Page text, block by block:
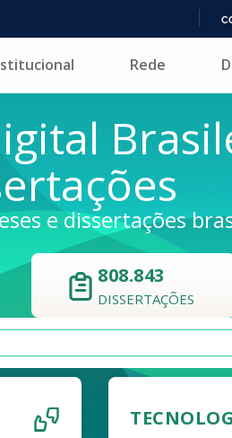
Rede
e dissertações
808.843
DISSERTAÇÕES